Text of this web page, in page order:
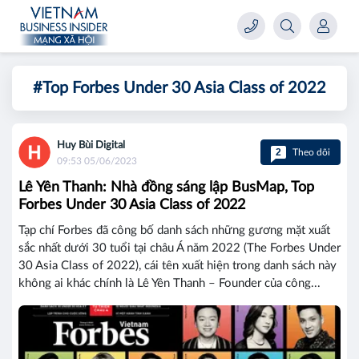
#Top Forbes Under 30 Asia Class of 2022
Huy Bùi Digital
09:53 05/06/2023
2 Theo dõi
Lê Yên Thanh: Nhà đồng sáng lập BusMap, Top
Forbes Under 30 Asia Class of 2022
Tạp chí Forbes đã công bố danh sách những gương mặt xuất
sắc nhất dưới 30 tuổi tại châu Á năm 2022 (The Forbes Under
30 Asia Class of 2022), cái tên xuất hiện trong danh sách này
không ai khác chính là Lê Yên Thanh – Founder của công...